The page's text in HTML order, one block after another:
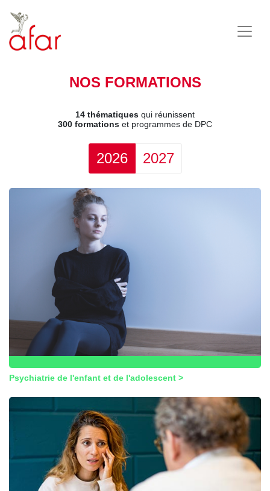
NOS FORMATIONS
14 thématiques qui réunissent
300 formations et programmes de DPC
2026 2027
Psychiatrie de l'enfant et de l'adolescent >